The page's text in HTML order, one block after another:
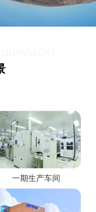
一期生产车间